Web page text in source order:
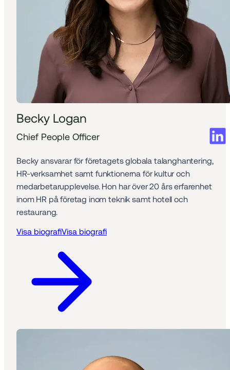
Becky Logan
Chief People Officer
Becky ansvarar för företagets globala talanghantering,
HR-verksamhet samt funktionerna för kultur och
medarbetarupplevelse. Hon har över 20 års erfarenhet
inom HR på företag inom teknik samt hotell och
restaurang.
Visa biografiVisa biografi